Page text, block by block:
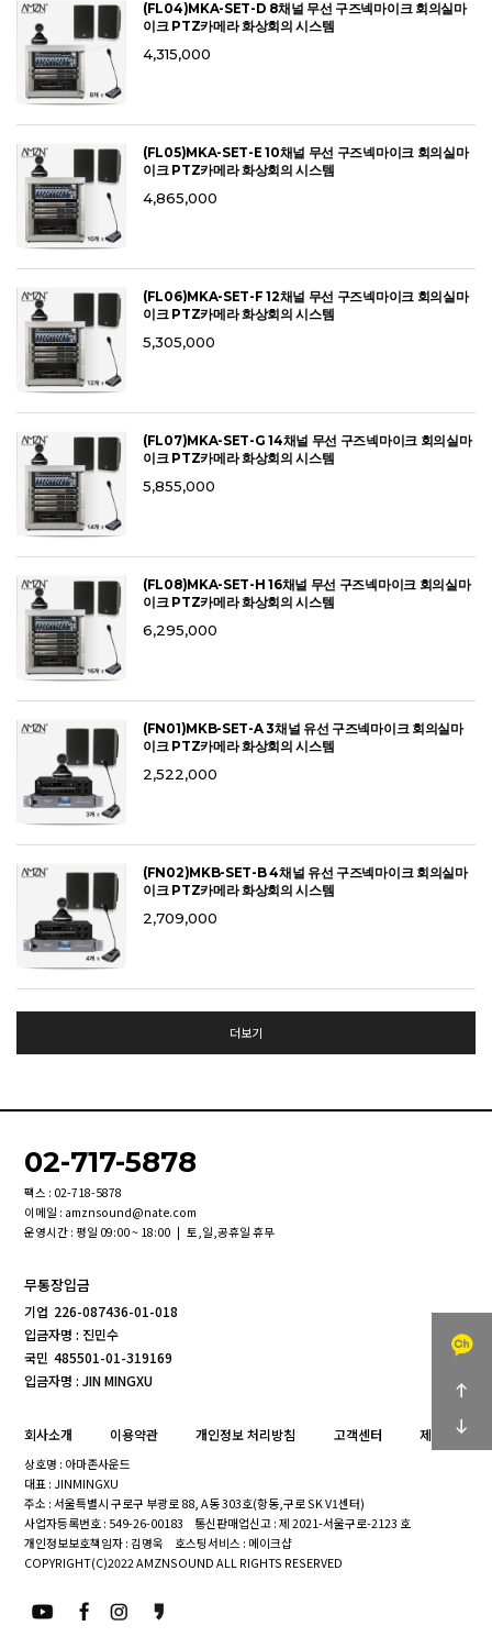
(FL04)MKA-SET-D 8채널 무선 구즈넥마이크 회의실마
이크 PTZ카메라 화상회의 시스템
4,315,000
(FL05)MKA-SET-E 10채널 무선 구즈넥마이크 회의실마
이크 PTZ카메라 화상회의 시스템
4,865,000
(FL06)MKA-SET-F 12채널 무선 구즈넥마이크 회의실마
이크 PTZ카메라 화상회의 시스템
5,305,000
(FL07)MKA-SET-G 14채널 무선 구즈넥마이크 회의실마
이크 PTZ카메라 화상회의 시스템
5,855,000
(FL08)MKA-SET-H 16채널 무선 구즈넥마이크 회의실마
이크 PTZ카메라 화상회의 시스템
6,295,000
(FN01)MKB-SET-A 3채널 유선 구즈넥마이크 회의실마
이크 PTZ카메라 화상회의 시스템
2,522,000
(FN02)MKB-SET-B 4채널 유선 구즈넥마이크 회의실마
이크 PTZ카메라 화상회의 시스템
2,709,000
더보기
02-717-5878
팩스 : 02-718-5878
이메일 : amznsound@nate.com
운영시간 : 평일 09:00 ~ 18:00 | 토,일,공휴일 휴무
무통장입금
기업 226-087436-01-018
입금자명 : 진민수
국민 485501-01-319169
입금자명 : JIN MINGXU
회사소개 이용약관 개인정보 처리방침 고객센터 제휴문의
상호명 : 아마존사운드
대표 : JINMINGXU
주소 : 서울특별시 구로구 부광로 88, A동 303호(항동,구로 SK V1센터)
사업자등록번호 : 549-26-00183
통신판매업신고 : 제 2021-서울구로-2123 호
개인정보보호책임자 : 김명욱
호스팅서비스 : 메이크샵
COPYRIGHT(C)2022 AMZNSOUND ALL RIGHTS RESERVED